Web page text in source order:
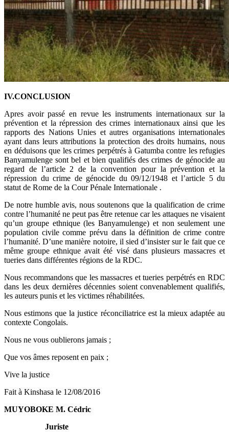
IV.CONCLUSION
Apres avoir passé en revue les instruments internationaux sur la
prévention et la répression des crimes internationaux ainsi que les
rapports des Nations Unies et autres organisations internationales
ayant dans leurs attributions la protection des droits humains, nous
en déduisons que les crimes perpétrés à Gatumba contre les refugies
Banyamulenge sont bel et bien qualifiés des crimes de génocide au
regard de l’article 2 de la convention pour la prévention et la
répression du crime de génocide du 09/12/1948 et l’article 5 du
statut de Rome de la Cour Pénale Internationale .
De notre humble avis, nous soutenons que la qualification de crime
contre l’humanité ne peut pas être retenue car les attaques ne visaient
qu’un groupe ethnique (les Banyamulenge) et non seulement une
population civile comme prévu dans la définition de crime contre
l’humanité. D’une manière notoire, il sied d’insister sur le fait que ce
même groupe ethnique avait été visé dans plusieurs massacres et
tueries dans différentes régions de la RDC.
Nous recommandons que les massacres et tueries perpétrés en RDC
dans les deux dernières décennies soient convenablement qualifiés,
les auteurs punis et les victimes réhabilitées.
Nous estimons que la justice réconciliatrice est la mieux adaptée au
contexte Congolais.
Nous ne vous oublierons jamais ;
Que vos âmes reposent en paix ;
Vive la justice
Fait à Kinshasa le 12/08/2016
MUYOBOKE M. Cédric
Juriste